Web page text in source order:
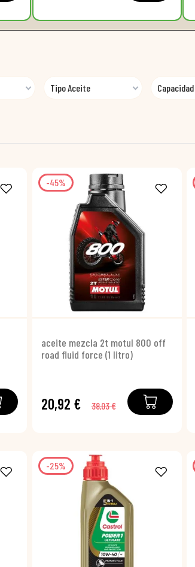
Tipo Aceite Capacidad
-45%
aceite mezcla 2t motul 800 off
road fluid force (1 litro)
20,92 € 38,03 €
-25%